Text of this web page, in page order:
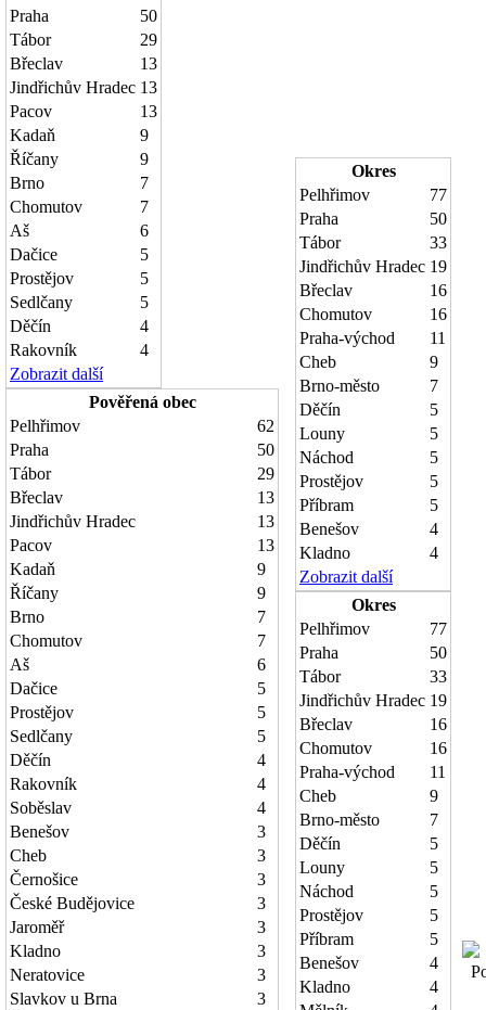
Praha
50
Tábor
29
Břeclav
13
Jindřichův Hradec 13
Pacov
13
Kadaň
9
Říčany
9
Brno
7
Chomutov
7
Aš
6
Dačice
5
Prostějov
5
Sedlčany
5
Děčín
4
Rakovník
4
Zobrazit další
Pověřená obec
Pelhřimov
62
Praha
50
Tábor
29
Břeclav
13
Jindřichův Hradec
13
Pacov
13
Kadaň
9
Říčany
9
Brno
7
Chomutov
7
Aš
6
Dačice
5
Prostějov
5
Sedlčany
5
Děčín
4
Rakovník
4
Soběslav
4
Benešov
3
Cheb
3
Černošice
3
České Budějovice
3
Jaroměř
3
Kladno
3
Neratovice
3
Slavkov u Brna
3
Okres
Pelhřimov
77
Praha
50
Tábor
33
Jindřichův Hradec 19
Břeclav
16
Chomutov
16
Praha-východ
11
Cheb
9
Brno-město
7
Děčín
5
Louny
5
Náchod
5
Prostějov
5
Příbram
5
Benešov
4
Kladno
4
Zobrazit další
Okres
Pelhřimov
77
Praha
50
Tábor
33
Jindřichův Hradec 19
Břeclav
16
Chomutov
16
Praha-východ
11
Cheb
9
Brno-město
7
Děčín
5
Louny
5
Náchod
5
Prostějov
5
Příbram
5
Benešov
4
Kladno
4